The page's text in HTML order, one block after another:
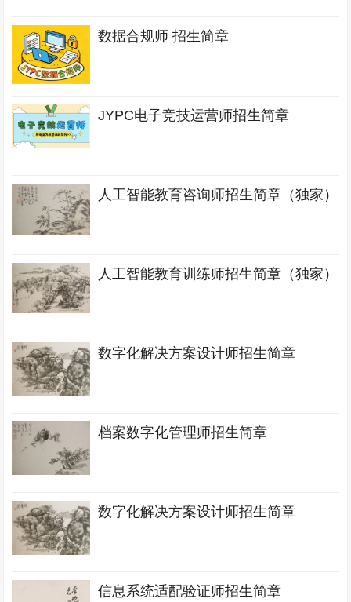
数据合规师 招生简章
JYPC电子竞技运营师招生简章
人工智能教育咨询师招生简章（独家）
人工智能教育训练师招生简章（独家）
数字化解决方案设计师招生简章
档案数字化管理师招生简章
数字化解决方案设计师招生简章
信息系统适配验证师招生简章